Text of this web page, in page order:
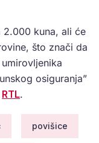
2.000 kuna, ali će
što znači da
osiguranja”
RTL.
povišice